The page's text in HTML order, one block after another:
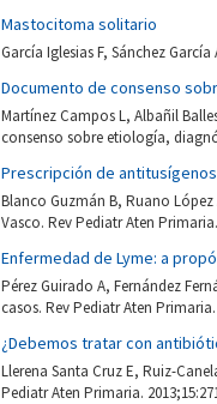
Mastocitoma solitario
García Iglesias F, Sánchez
Documento de consenso
Martínez Campos L, Albañil
consenso sobre etiología,
Prescripción de
Blanco Guzmán B, Ruano
Vasco. Rev Pediatr Aten Primaria.
Enfermedad de Lyme: a
Pérez Guirado A, Fernández
casos. Rev Pediatr Aten Primaria.
¿Debemos tratar con
Llerena Santa Cruz E, Ruiz-
Pediatr Aten Primaria.